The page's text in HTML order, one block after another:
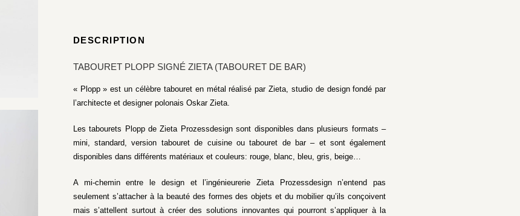
DESCRIPTION
TABOURET PLOPP SIGNÉ ZIETA (TABOURET DE BAR)
« Plopp » est un célèbre tabouret en métal réalisé par Zieta, studio de design fondé par
l’architecte et designer polonais Oskar Zieta.
Les tabourets Plopp de Zieta Prozessdesign sont disponibles dans plusieurs formats –
mini, standard, version tabouret de cuisine ou tabouret de bar – et sont également
disponibles dans différents matériaux et couleurs: rouge, blanc, bleu, gris, beige…
A mi-chemin entre le design et l’ingénieurerie Zieta Prozessdesign n’entend pas
seulement s’attacher à la beauté des formes des objets et du mobilier qu’ils conçoivent
mais s’attellent surtout à créer des solutions innovantes qui pourront s’appliquer à la